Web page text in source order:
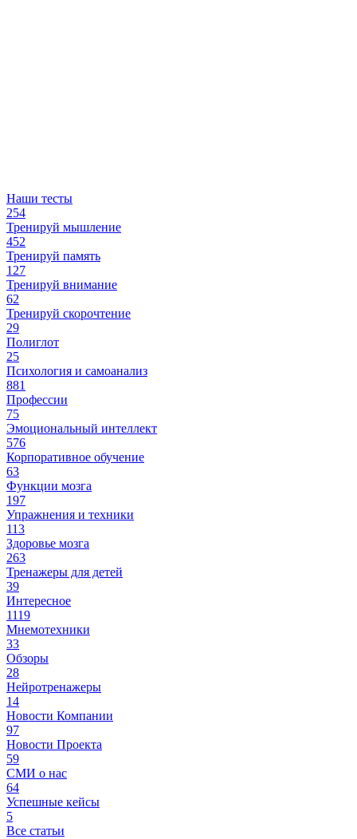
Наши тесты
254
Тренируй мышление
452
Тренируй память
127
Тренируй внимание
62
Тренируй скорочтение
29
Полиглот
25
Психология и самоанализ
881
Профессии
75
Эмоциональный интеллект
576
Корпоративное обучение
63
Функции мозга
197
Упражнения и техники
113
Здоровье мозга
263
Тренажеры для детей
39
Интересное
1119
Мнемотехники
33
Обзоры
28
Нейротренажеры
14
Новости Компании
97
Новости Проекта
59
СМИ о нас
64
Успешные кейсы
5
Все статьи